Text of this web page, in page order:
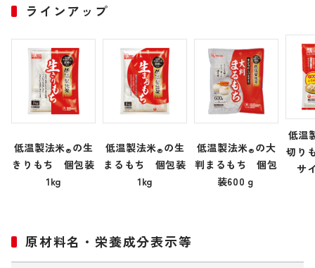
ラインアップ
低温製法米® の生
きりもち 個包装
1kg
低温製法米® の生
まるもち 個包装
1kg
低温製法米® の大
判まるもち 個包
装600ｇ
低温
切り
サ
原材料名・栄養成分表示等